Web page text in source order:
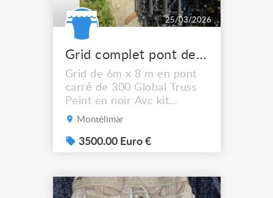
25/03/2026
Grid complet pont de 300 Prolyte
Grid de 6m x 8 m en pont
carré de 300 Global Truss
Peint en noir Avc kit
complet d'assemblage
Montélimar
3500.00 Euro €